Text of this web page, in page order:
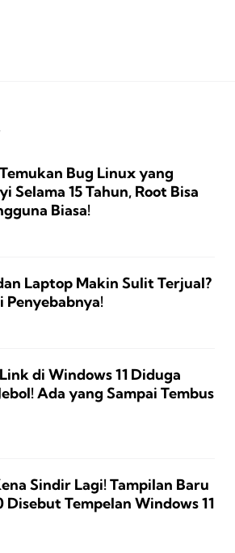
Bug Linux yang
Selama 15 Tahun, Root Bisa
Biasa!
Laptop Makin Sulit Terjual?
Penyebabnya!
di Windows 11 Diduga
Ada yang Sampai Tembus
Sindir Lagi! Tampilan Baru
Disebut Tempelan Windows 11